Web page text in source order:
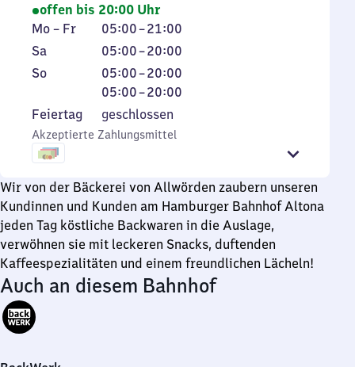
offen bis 20:00 Uhr
Montag
bis
Freitag
Mo – Fr 05:00–21:00
Von
5
Uhr
bis
Uhr
Samstag
Sa 05:00–20:00
Von
5
Uhr
20
Sonntag
So 05:00–20:00
Von
5
Uhr
bis
05:00–20:00
Von
5
Uhr
bis
Feiertag
Feiertag geschlossen
Akzeptierte Zahlungsmittel
Wir von der Bäckerei von Allwörden zaubern unseren
Kundinnen und Kunden am Hamburger Bahnhof Altona
jeden Tag köstliche Backwaren in die Auslage,
verwöhnen sie mit leckeren Snacks, duftenden
Kaffeespezialitäten und einem freundlichen Lächeln!
Auch an diesem Bahnhof